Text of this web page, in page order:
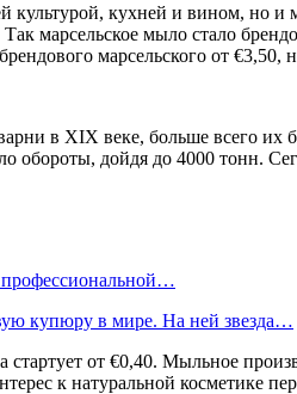
культурой, кухней и вином, но
Так марсельское мыло стало
марсельского от
в XIX веке, больше всего их
обороты, дойдя до 4000 тонн.
профессиональной…
купюру в мире. На ней звезда…
от €0,40. Мыльное
к натуральной косметике